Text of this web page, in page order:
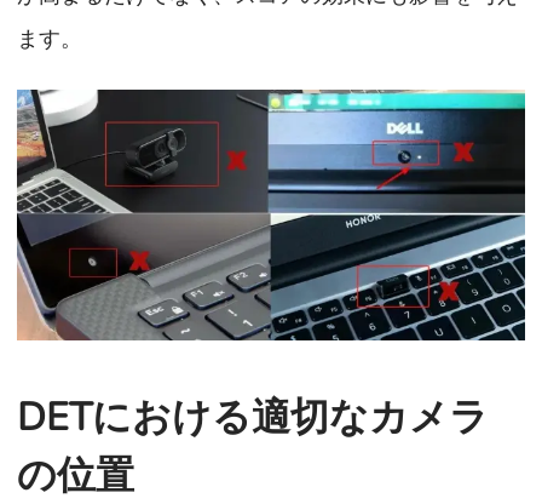
ます。
DETにおける適切なカメラ
の位置